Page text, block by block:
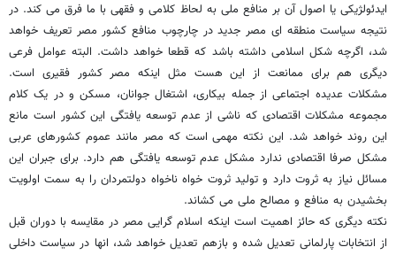
ایدئولژیکی یا اصول آن بر منافع ملی به لحاظ کلامی و فقهی با ما فرق می کند. در
نتیجه سیاست منطقه ای مصر جدید در چارچوب منافع کشور مصر تعریف خواهد
شد، اگرچه شکل اسلامی داشته باشد که قطعا خواهد داشت. البته عوامل فرعی
دیگری هم برای ممانعت از این هست مثل اینکه مصر کشور فقیری است.
مشکلات عدیده اجتماعی از جمله بیکاری، اشتغال جوانان، مسکن و در یک کلام
مجموعه مشکلات اقتصادی که ناشی از عدم توسعه یافتگی این کشور است مانع
این روند خواهد شد. این نکته مهمی است که مصر مانند عموم کشورهای عربی
مشکل صرفا اقتصادی ندارد مشکل عدم توسعه یافتگی هم دارد. برای جبران این
مسائل نیاز به ثروت دارد و تولید ثروت خواه ناخواه دولتمردان را به سمت اولویت
بخشیدن به منافع و مصالح ملی می کشاند.
نکته دیگری که حائز اهمیت است اینکه اسلام گرایی مصر در مقایسه با دوران قبل
از انتخابات پارلمانی تعدیل شده و بازهم تعدیل خواهد شد، انها در سیاست داخلی